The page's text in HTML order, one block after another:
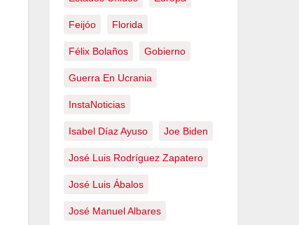
Feijóo Florida
Félix Bolaños Gobierno
Guerra En Ucrania
InstaNoticias
Isabel Díaz Ayuso Joe Biden
José Luis Rodríguez Zapatero
José Luis Ábalos
José Manuel Albares